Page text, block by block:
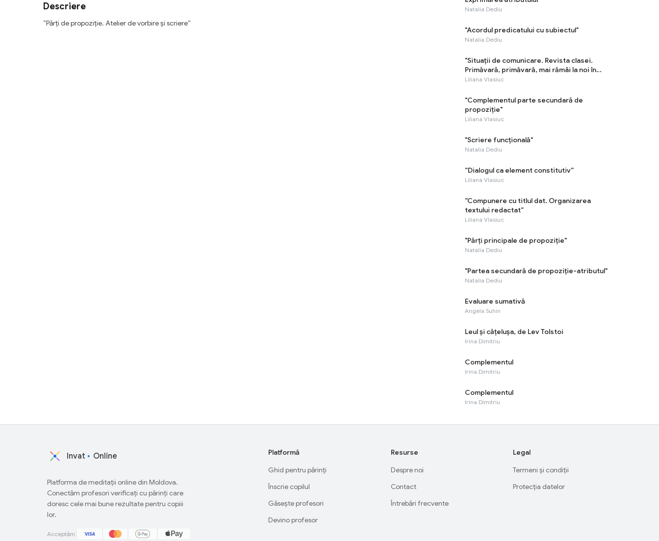
Descriere
”Părți de propoziție. Atelier de vorbire și scriere”
Natalia Dediu
"Acordul predicatului cu subiectul"
Natalia Dediu
"Situaţii de comunicare. Revista clasei.
Primăvară, primăvară, mai rămâi la noi în
țară"
Liliana Vlasiuc
"Complementul parte secundară de
propoziție"
Liliana Vlasiuc
"Scriere funcțională"
Natalia Dediu
”Dialogul ca element constitutiv”
Liliana Vlasiuc
”Compunere cu titlul dat. Organizarea
textului redactat”
Liliana Vlasiuc
"Părți principale de propoziție"
Natalia Dediu
"Partea secundară de propoziție-atributul"
Natalia Dediu
Evaluare sumativă
Angela Suhin
Leul și cățelușa, de Lev Tolstoi
Irina Dimitriu
Complementul
Irina Dimitriu
Complementul
Irina Dimitriu
Invat Online
Platforma de meditații online din Moldova.
Conectăm profesori verificați cu părinți care
doresc cele mai bune rezultate pentru copiii
lor.
Acceptăm:
Platformă
Ghid pentru părinți
Înscrie copilul
Găsește profesori
Devino profesor
Resurse
Despre noi
Contact
Întrebări frecvente
Legal
Termeni și condiții
Protecția datelor